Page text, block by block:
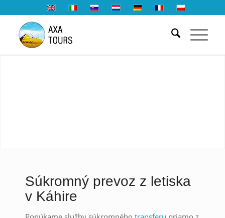
Súkromný prevoz z letiska
v Káhire